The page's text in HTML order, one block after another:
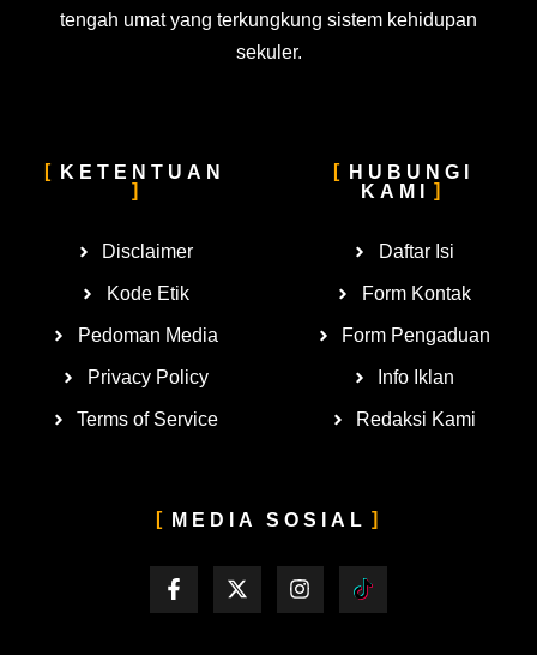
tengah umat yang terkungkung sistem kehidupan
sekuler.
KETENTUAN
Disclaimer
Kode Etik
Pedoman Media
Privacy Policy
Terms of Service
HUBUNGI
KAMI
Daftar Isi
Form Kontak
Form Pengaduan
Info Iklan
Redaksi Kami
MEDIA SOSIAL